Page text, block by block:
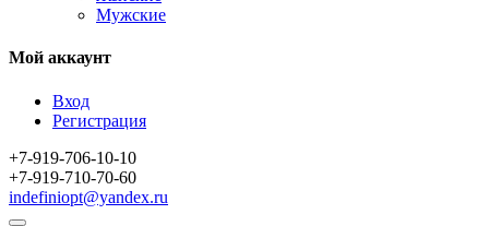
Мужские
Мой аккаунт
Вход
Регистрация
+7-919-706-10-10
+7-919-710-70-60
indefiniopt@yandex.ru